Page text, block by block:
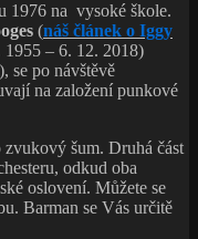
1976 na vysoké škole.
(náš článek o Iggy
1955 – 6. 12. 2018)
se po návštěvě
na založení punkové
šum. Druhá část
odkud oba
oslovení. Můžete se
Barman se Vás určitě